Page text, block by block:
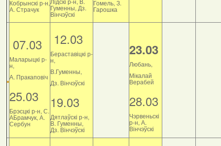
Кобрынскі р-н,
А. Страчук Гуменны, Дз.
Вінчэўскі
Гомель, З.
Гарошка
07.03
Маларыцкі р-
н,
А. Пракаповіч
25.03
Брэсцкі р-н, С.
АБрамчук, А.
Сербун
12.03
Бераставіцкі р-
н,
В.Гуменны,
Дз. Вінчэўскі
19.03
Дятлаўскі р-н,
В. Гуменны,
Дз. Вінчэўскі
23.03
Любань,
Мікалай
Верабей
28.03
Чэрвеньскі
р-н, А.
Вінчэўскі